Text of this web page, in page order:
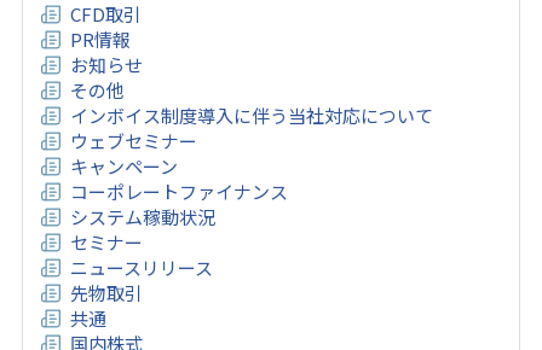
CFD取引
PR情報
お知らせ
その他
インボイス制度導入に伴う当社対応について
ウェブセミナー
キャンペーン
コーポレートファイナンス
システム稼動状況
セミナー
ニュースリリース
先物取引
共通
国内株式